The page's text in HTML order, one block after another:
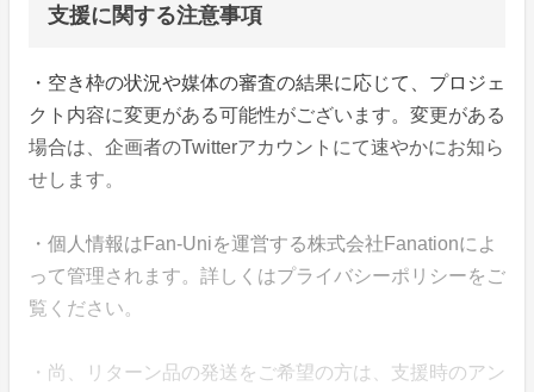
支援に関する注意事項
・空き枠の状況や媒体の審査の結果に応じて、プロジェ
クト内容に変更がある可能性がございます。変更がある
場合は、企画者のTwitterアカウントにて速やかにお知ら
せします。
・個人情報はFan-Uniを運営する株式会社Fanationによ
って管理されます。詳しくはプライバシーポリシーをご
覧ください。
・尚、リターン品の発送をご希望の方は、支援時のアン